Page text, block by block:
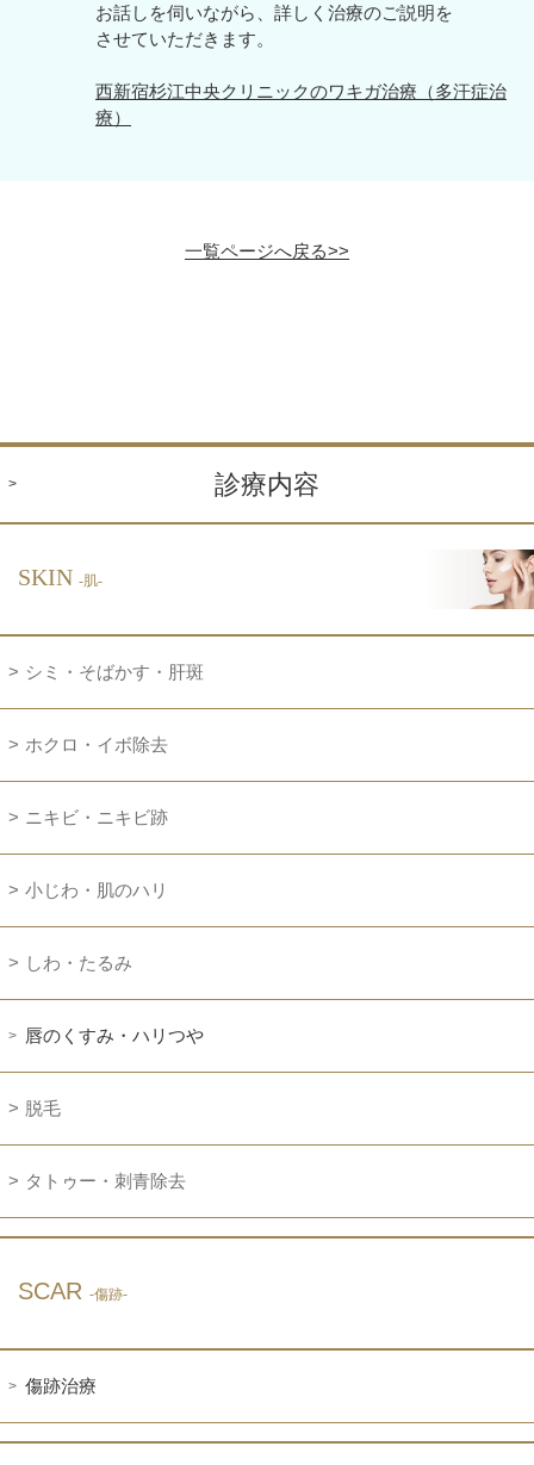
お話しを伺いながら、詳しく治療のご説明を
させていただきます。
西新宿杉江中央クリニックのワキガ治療（多汗症治
療）
一覧ページへ戻る>>
診療内容
SKIN -肌-
シミ・そばかす・肝斑
ホクロ・イボ除去
ニキビ・ニキビ跡
小じわ・肌のハリ
しわ・たるみ
唇のくすみ・ハリつや
脱毛
タトゥー・刺青除去
SCAR -傷跡-
傷跡治療